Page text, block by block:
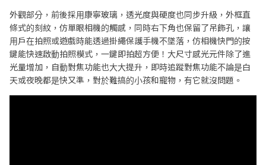
外觀部分，前後採用康寧玻璃，透光度與硬度也同步升級，外框直
條式的刻紋，仿單眼相機的觸感，同時右下角也保留了吊飾孔，讓
用戶在拍照或遊戲時能透過掛繩保護手機不墜落，仿相機快門的按
鍵能快速啟動拍照模式，一鍵即拍超方便！大尺寸感光元件除了進
光量增加，自動對焦功能也大大提升，即時追蹤對焦功能不論是白
天或夜晚都是快又準，對於難搞的小孩和寵物，有它就沒問題。